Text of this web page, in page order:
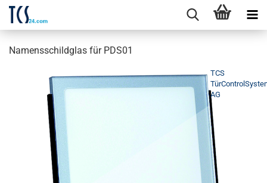
Namensschildglas für PDS01
TCS
AG